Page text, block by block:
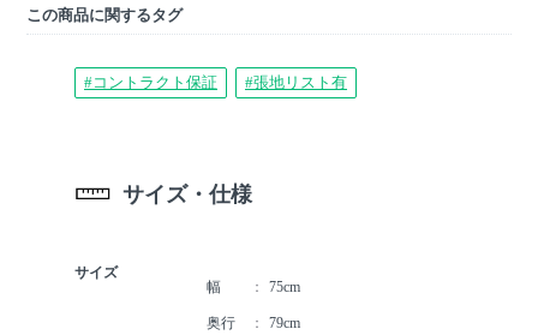
この商品に関するタグ
#コントラクト保証 #張地リスト有
サイズ・仕様
サイズ
幅
75cm
奥行 79cm